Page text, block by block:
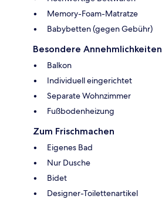
Memory-Foam-Matratze
Babybetten (gegen Gebühr)
Besondere Annehmlichkeiten
Balkon
Individuell eingerichtet
Separate Wohnzimmer
Fußbodenheizung
Zum Frischmachen
Eigenes Bad
Nur Dusche
Bidet
Designer-Toilettenartikel